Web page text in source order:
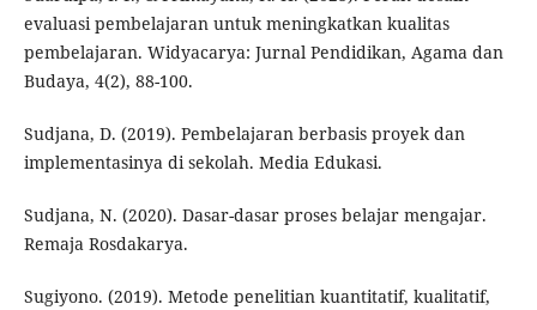
evaluasi pembelajaran untuk meningkatkan kualitas
pembelajaran. Widyacarya: Jurnal Pendidikan, Agama dan
Budaya, 4(2), 88-100.
Sudjana, D. (2019). Pembelajaran berbasis proyek dan
implementasinya di sekolah. Media Edukasi.
Sudjana, N. (2020). Dasar-dasar proses belajar mengajar.
Remaja Rosdakarya.
Sugiyono. (2019). Metode penelitian kuantitatif, kualitatif,